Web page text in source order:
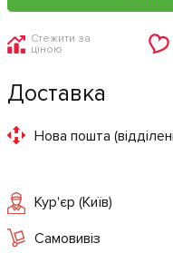
Стежити за
ціною
Доставка
Нова пошта
Кур'єр (Київ)
Самовивіз